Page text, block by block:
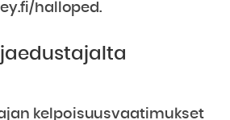
halloped.
kelpoisuusvaatimukset